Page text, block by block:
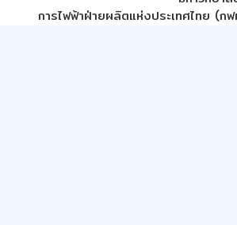
การไฟฟ้าฝ่ายผลิตแห่งประเทศไทย (กฟ